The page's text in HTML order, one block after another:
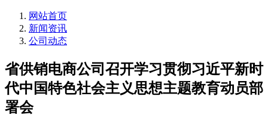
网站首页
新闻资讯
公司动态
省供销电商公司召开学习贯彻习近平新时
代中国特色社会主义思想主题教育动员部
署会